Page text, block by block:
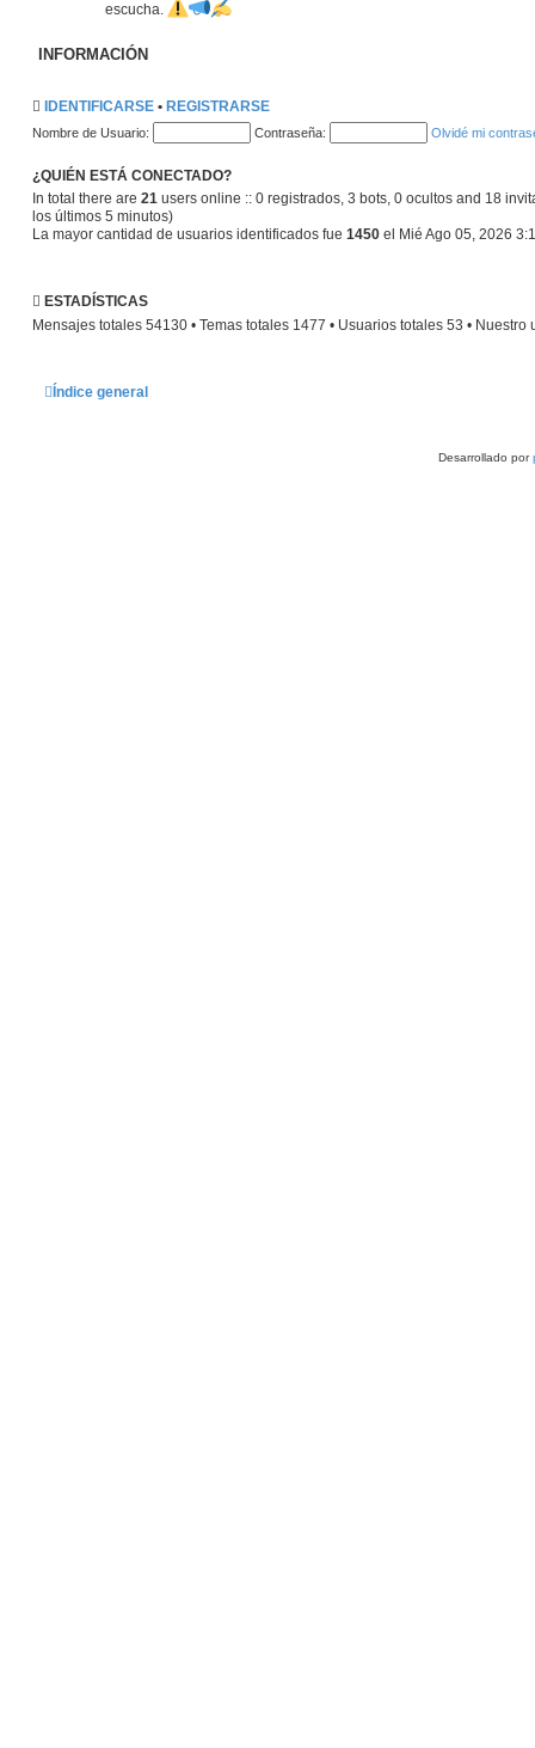
escucha.
INFORMACIÓN
IDENTIFICARSE • REGISTRARSE
Nombre de Usuario:
Contraseña: Olvidé mi
¿QUIÉN ESTÁ CONECTADO?
In total there are 21 users online :: 0 registrados, 3 bots, 0 ocultos and 18
los últimos 5 minutos)
La mayor cantidad de usuarios identificados fue 1450 el Mié Ago 05, 2026
ESTADÍSTICAS
Mensajes totales 54130 • Temas totales 1477 • Usuarios totales 53 • Nuestro
Índice general
Desarrollado por